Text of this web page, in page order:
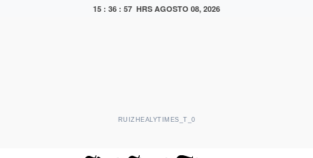
15 : 36 : 58 HRS AGOSTO 08, 2026
RUIZHEALYTIMES_T_0